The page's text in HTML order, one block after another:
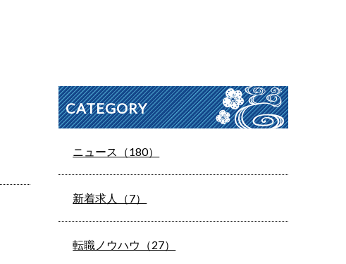
CATEGORY
ニュース（180）
新着求人（7）
転職ノウハウ（27）